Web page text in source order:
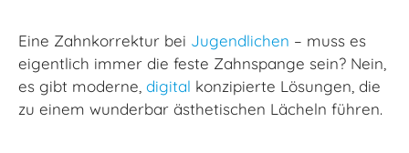
Eine Zahnkorrektur bei Jugendlichen – muss es
eigentlich immer die feste Zahnspange sein? Nein,
es gibt moderne, digital konzipierte Lösungen, die
zu einem wunderbar ästhetischen Lächeln führen.